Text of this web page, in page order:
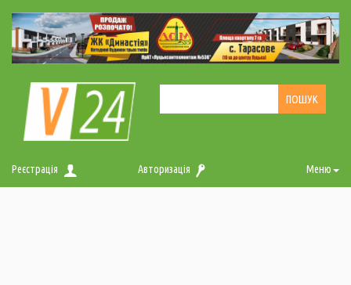
Реєстрація Авторизація Меню